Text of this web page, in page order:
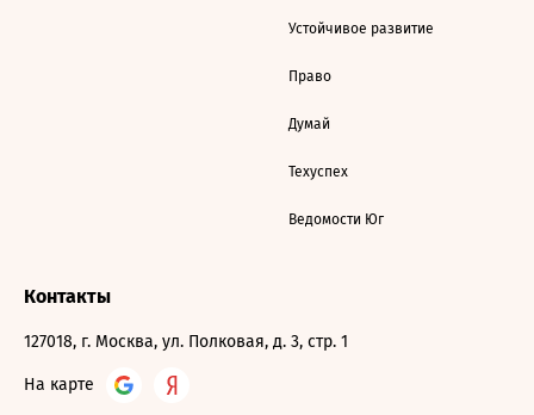
Устойчивое развитие
Право
Думай
Техуспех
Ведомости Юг
Контакты
127018, г. Москва, ул. Полковая, д. 3, стр. 1
На карте